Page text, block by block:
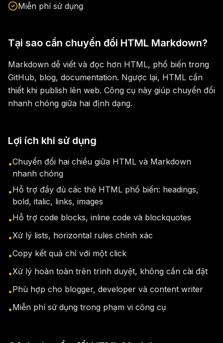
Miễn phí sử dụng
Tại sao cần chuyển đổi HTML Markdown?
Markdown dễ viết và đọc hơn HTML, phổ biến trong
GitHub, blog, documentation. Ngược lại, HTML cần
thiết khi publish lên web. Công cụ này giúp chuyển đổi
nhanh chóng giữa hai định dạng.
Lợi ích khi sử dụng
•Chuyển đổi hai chiều giữa HTML và Markdown
nhanh chóng
•Hỗ trợ đầy đủ các thẻ HTML phổ biến: headings,
bold, italic, links, images
•Hỗ trợ code blocks, inline code và blockquotes
•Xử lý lists, horizontal rules chính xác
•Copy kết quả chỉ với một click
•Xử lý hoàn toàn trên trình duyệt, không cần cài đặt
•Phù hợp cho blogger, developer và content writer
•Miễn phí sử dụng trong phạm vi công cụ